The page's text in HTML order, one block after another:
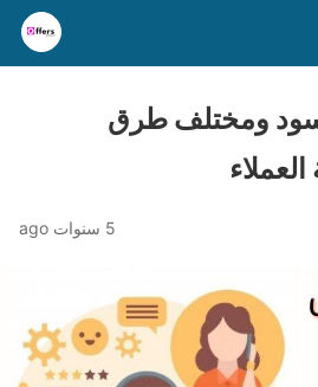
ومختلف طرق
5 سنوات ago